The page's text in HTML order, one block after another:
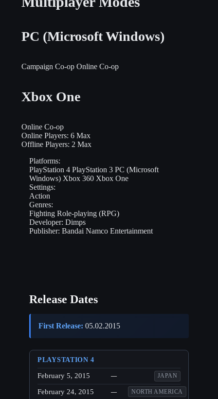
PC (Microsoft Windows)
Campaign Co-op Online Co-op
Xbox One
Online Co-op
Online Players: 6 Max
Offline Players: 2 Max
Platforms:
PlayStation 4 PlayStation 3 PC (Microsoft
Windows) Xbox 360 Xbox One
Settings:
Action
Genres:
Fighting Role-playing (RPG)
Developer: Dimps
Publisher: Bandai Namco Entertainment
Release Dates
First Release: 05.02.2015
PLAYSTATION 4
February 5, 2015 — JAPAN
February 24, 2015 — NORTH AMERICA